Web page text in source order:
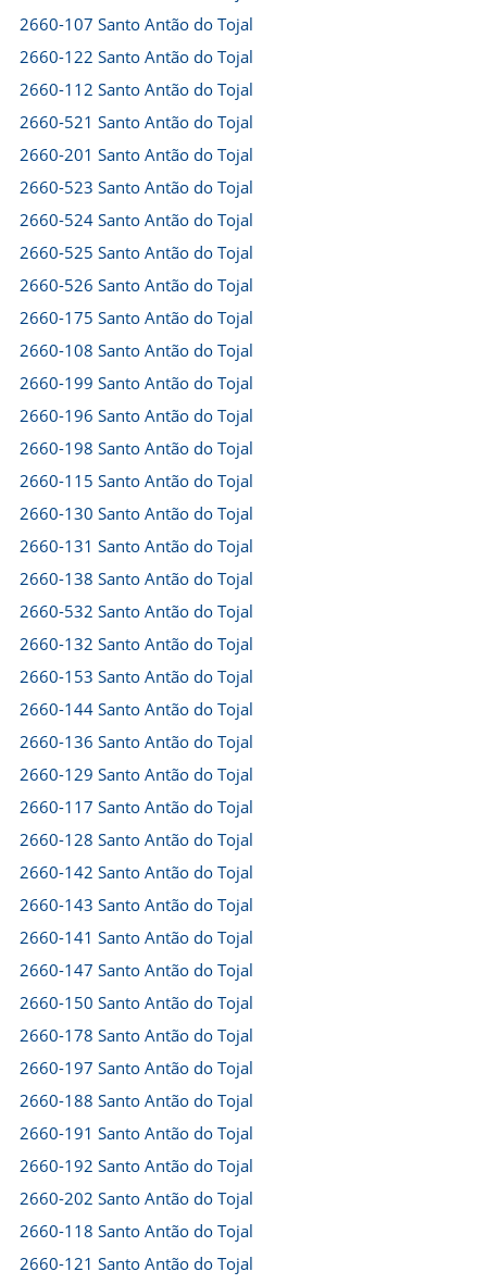
2660-107 Santo Antão do Tojal
2660-122 Santo Antão do Tojal
2660-112 Santo Antão do Tojal
2660-521 Santo Antão do Tojal
2660-201 Santo Antão do Tojal
2660-523 Santo Antão do Tojal
2660-524 Santo Antão do Tojal
2660-525 Santo Antão do Tojal
2660-526 Santo Antão do Tojal
2660-175 Santo Antão do Tojal
2660-108 Santo Antão do Tojal
2660-199 Santo Antão do Tojal
2660-196 Santo Antão do Tojal
2660-198 Santo Antão do Tojal
2660-115 Santo Antão do Tojal
2660-130 Santo Antão do Tojal
2660-131 Santo Antão do Tojal
2660-138 Santo Antão do Tojal
2660-532 Santo Antão do Tojal
2660-132 Santo Antão do Tojal
2660-153 Santo Antão do Tojal
2660-144 Santo Antão do Tojal
2660-136 Santo Antão do Tojal
2660-129 Santo Antão do Tojal
2660-117 Santo Antão do Tojal
2660-128 Santo Antão do Tojal
2660-142 Santo Antão do Tojal
2660-143 Santo Antão do Tojal
2660-141 Santo Antão do Tojal
2660-147 Santo Antão do Tojal
2660-150 Santo Antão do Tojal
2660-178 Santo Antão do Tojal
2660-197 Santo Antão do Tojal
2660-188 Santo Antão do Tojal
2660-191 Santo Antão do Tojal
2660-192 Santo Antão do Tojal
2660-202 Santo Antão do Tojal
2660-118 Santo Antão do Tojal
2660-121 Santo Antão do Tojal